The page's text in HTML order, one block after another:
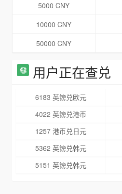
5000 CNY
10000 CNY
50000 CNY
用户正在查兑
6183 英镑兑欧元
4022 英镑兑港币
1257 港币兑日元
5362 英镑兑韩元
5151 英镑兑韩元